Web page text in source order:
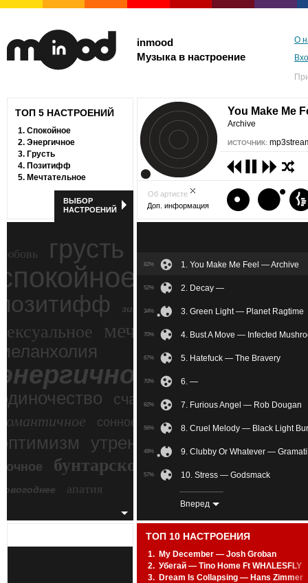
inmood
Музыка в настроение
О
ТОП 5 НАСТРОЕНИЙ
1. Спокойное
2. Энергичное
3. Грусть
4. Позитифф
5. Мечтательное
ВЫБОР
НАСТРОЕНИЙ
грусть
ностальгия
зимний экстрим
мечтательное
счастье
сонное
утреннее злость
бунтарское
беспокойное
апатия
You Make Me
Archive
ИСТОЧНИК:
Об артисте
Доп. информация
82% 1. You Make Me Feel — Archive
52% 2. Decay —
34% 3. Green Light — Planet Ragtime
70% 4. Bust A Move — Infected
67% 5. Hatefuck — The Bravery
70% 6. —
82% 7. Furious Angel — Rob Dougan
56% 8. Cruel Melody — Black Light
49% 9. Clubby Or Whatever —
57% 10. Stress — Godsmack
11. Supra (Original Mix) — Reakte
63% 12. —
86% 14. See What I've Become —
Вперед
ТОП 10 НАСТРОЕНИЯ
1. My December — Josh Groban
2. Убегай — Tino Home Ft WHΛLESFLY
3. Dream Is Collapsing — Hans Zimmer